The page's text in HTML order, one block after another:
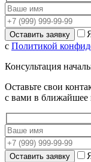
с Политикой
Консультация
Оставьте свои
с вами в ближайшее